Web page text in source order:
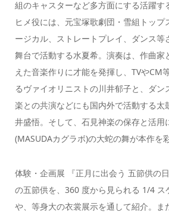
組のキャスターなど多方面にする活躍す
ヒメ役には、元宝塚歌劇団・雪組トップ
ージカル、ストレートプレイ、ダンス等
舞台で活動する水夏希。演奏は、作曲家
えた音楽作りに才能を発揮し、TVやCM
るヴァイオリニストの川井郁子と、ダン
楽との共演などにも国内外で活動する太
井盛悟。そして、石見神楽の保存と活用
(MASUDAカグラボ)の大蛇の舞が本作を彩
体験・企画展 『正月に出会う 五節供の
の五節供を、360 度から見られる 1/4 ス
や、等身大の衣裳展示を通して紹介。ま